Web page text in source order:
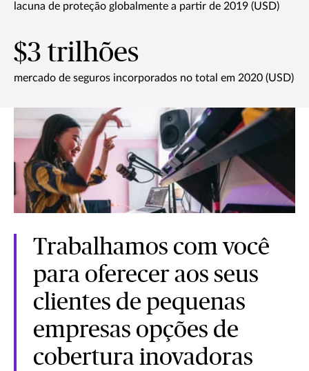
lacuna de proteção globalmente a partir de 2019 (USD)
$3 trilhões
mercado de seguros incorporados no total em 2020 (USD)
Trabalhamos com você
para oferecer aos seus
clientes de pequenas
empresas opções de
cobertura inovadoras